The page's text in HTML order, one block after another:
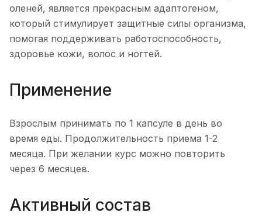
оленей, является прекрасным адаптогеном,
который стимулирует защитные силы организма,
помогая поддерживать работоспособность,
здоровье кожи, волос и ногтей.
Применение
Взрослым принимать по 1 капсуле в день во
время еды. Продолжительность приема 1-2
месяца. При желании курс можно повторить
через 6 месяцев.
Активный состав